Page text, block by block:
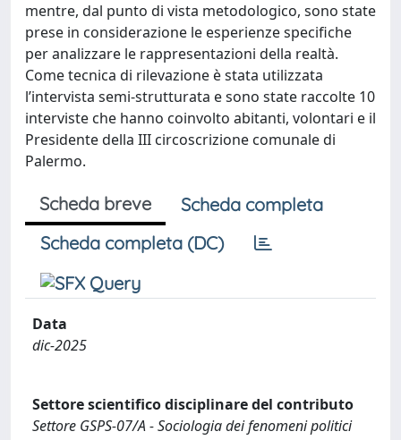
mentre, dal punto di vista metodologico, sono state
prese in considerazione le esperienze specifiche
per analizzare le rappresentazioni della realtà.
Come tecnica di rilevazione è stata utilizzata
l’intervista semi-strutturata e sono state raccolte 10
interviste che hanno coinvolto abitanti, volontari e il
Presidente della III circoscrizione comunale di
Palermo.
Scheda breve
Scheda completa
Scheda completa (DC)
Data
dic-2025
Settore scientifico disciplinare del contributo
Settore GSPS-07/A - Sociologia dei fenomeni politici